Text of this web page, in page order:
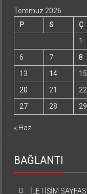
Temmuz 2026
P
S Ç
1
6
7 8
13
14 15
20
21 22
27
28 29
« Haz
BAĞLANTI
İLETİŞİM SAYFASI